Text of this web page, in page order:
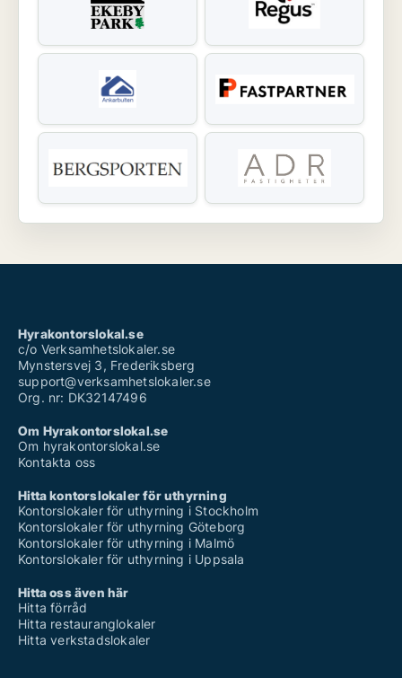
Hyrakontorslokal.se
c/o Verksamhetslokaler.se
Mynstersvej 3, Frederiksberg
support@verksamhetslokaler.se
Org. nr: DK32147496
Om Hyrakontorslokal.se
Om hyrakontorslokal.se
Kontakta oss
Hitta kontorslokaler för uthyrning
Kontorslokaler för uthyrning i Stockholm
Kontorslokaler för uthyrning Göteborg
Kontorslokaler för uthyrning i Malmö
Kontorslokaler för uthyrning i Uppsala
Hitta oss även här
Hitta förråd
Hitta restauranglokaler
Hitta verkstadslokaler